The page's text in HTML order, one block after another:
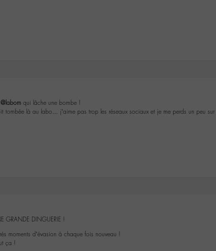
@labom qui lâche une bombe !
tombée là au labo… j’aime pas trop les réseaux sociaux et je me perds un peu
GRANDE DINGUERIE !
moments d’évasion à chaque fois nouveau !
ça !